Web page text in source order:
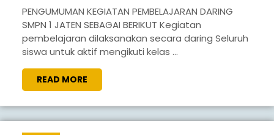
PENGUMUMAN KEGIATAN PEMBELAJARAN DARING
SMPN 1 JATEN SEBAGAI BERIKUT Kegiatan
pembelajaran dilaksanakan secara daring Seluruh
siswa untuk aktif mengikuti kelas ...
READ MORE